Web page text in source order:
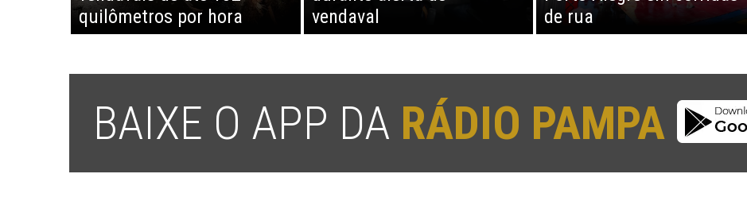
quilômetros por hora
vendaval
de rua
BAIXE O APP DA RÁDIO PAMPA